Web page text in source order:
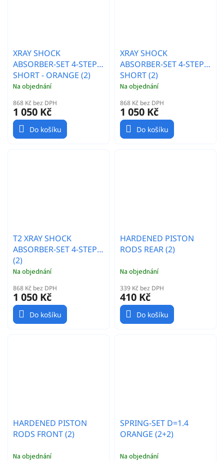
XRAY SHOCK
ABSORBER-SET 4-STEP -
SHORT - ORANGE (2)
Na objednání
868 Kč bez DPH
1 050 Kč
Do košíku
XRAY SHOCK
ABSORBER-SET 4-STEP -
SHORT (2)
Na objednání
868 Kč bez DPH
1 050 Kč
Do košíku
T2 XRAY SHOCK
ABSORBER-SET 4-STEP
(2)
Na objednání
868 Kč bez DPH
1 050 Kč
Do košíku
HARDENED PISTON
RODS REAR (2)
Na objednání
339 Kč bez DPH
410 Kč
Do košíku
HARDENED PISTON
RODS FRONT (2)
Na objednání
SPRING-SET D=1.4
ORANGE (2+2)
Na objednání